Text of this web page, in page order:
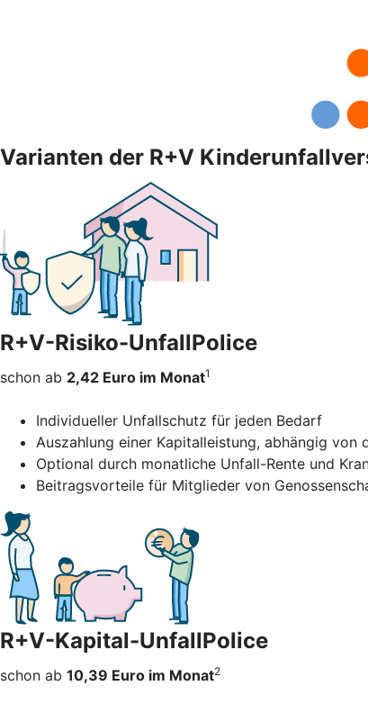
Varianten der R+V
R+V-Risiko-UnfallPolice
schon ab 2,42 Euro im Monat1
Individueller Unfallschutz für jeden Bedarf
Auszahlung einer Kapitalleistung, abhängig
Optional durch monatliche Unfall-Rente und
Beitragsvorteile für Mitglieder von
R+V-Kapital-UnfallPolice
schon ab 10,39 Euro im Monat2